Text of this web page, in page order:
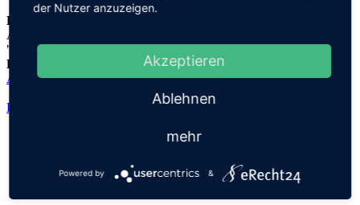
Herleitung:
Althochdeutsch,
"adal"
Herkunftsname:
Ada
Datenschutz
der Nutzer anzuzeigen.
Akzeptieren
Ablehnen
mehr
Powered by &